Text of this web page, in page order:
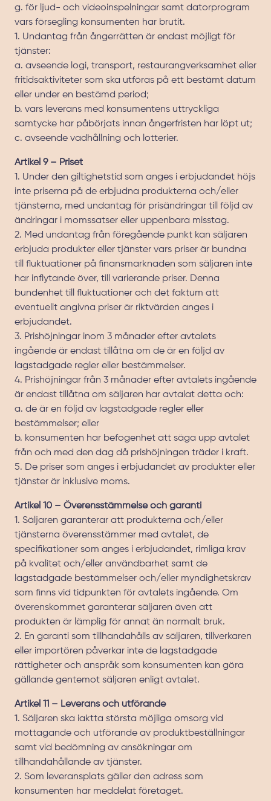
g. för ljud- och videoinspelningar samt datorprogram
vars försegling konsumenten har brutit.
1. Undantag från ångerrätten är endast möjligt för
tjänster:
a. avseende logi, transport, restaurangverksamhet eller
fritidsaktiviteter som ska utföras på ett bestämt datum
eller under en bestämd period;
b. vars leverans med konsumentens uttryckliga
samtycke har påbörjats innan ångerfristen har löpt ut;
c. avseende vadhållning och lotterier.
Artikel 9 – Priset
1. Under den giltighetstid som anges i erbjudandet höjs
inte priserna på de erbjudna produkterna och/eller
tjänsterna, med undantag för prisändringar till följd av
ändringar i momssatser eller uppenbara misstag.
2. Med undantag från föregående punkt kan säljaren
erbjuda produkter eller tjänster vars priser är bundna
till fluktuationer på finansmarknaden som säljaren inte
har inflytande över, till varierande priser. Denna
bundenhet till fluktuationer och det faktum att
eventuellt angivna priser är riktvärden anges i
erbjudandet.
3. Prishöjningar inom 3 månader efter avtalets
ingående är endast tillåtna om de är en följd av
lagstadgade regler eller bestämmelser.
4. Prishöjningar från 3 månader efter avtalets ingående
är endast tillåtna om säljaren har avtalat detta och:
a. de är en följd av lagstadgade regler eller
bestämmelser; eller
b. konsumenten har befogenhet att säga upp avtalet
från och med den dag då prishöjningen träder i kraft.
5. De priser som anges i erbjudandet av produkter eller
tjänster är inklusive moms.
Artikel 10 – Överensstämmelse och garanti
1. Säljaren garanterar att produkterna och/eller
tjänsterna överensstämmer med avtalet, de
specifikationer som anges i erbjudandet, rimliga krav
på kvalitet och/eller användbarhet samt de
lagstadgade bestämmelser och/eller myndighetskrav
som finns vid tidpunkten för avtalets ingående. Om
överenskommet garanterar säljaren även att
produkten är lämplig för annat än normalt bruk.
2. En garanti som tillhandahålls av säljaren, tillverkaren
eller importören påverkar inte de lagstadgade
rättigheter och anspråk som konsumenten kan göra
gällande gentemot säljaren enligt avtalet.
Artikel 11 – Leverans och utförande
1. Säljaren ska iaktta största möjliga omsorg vid
mottagande och utförande av produktbeställningar
samt vid bedömning av ansökningar om
tillhandahållande av tjänster.
2. Som leveransplats gäller den adress som
konsumenten har meddelat företaget.